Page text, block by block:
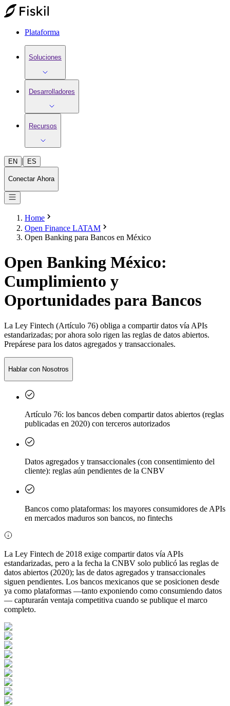
Plataforma
Soluciones
Desarrolladores
Recursos
EN | ES
Conectar Ahora
Home
Open Finance LATAM
Open Banking para Bancos en México
Open Banking México:
Cumplimiento y
Oportunidades para Bancos
La Ley Fintech (Artículo 76) obliga a compartir datos vía APIs
estandarizadas; por ahora solo rigen las reglas de datos abiertos.
Prepárese para los datos agregados y transaccionales.
Hablar con Nosotros
Artículo 76: los bancos deben compartir datos abiertos (reglas
publicadas en 2020) con terceros autorizados
Datos agregados y transaccionales (con consentimiento del
cliente): reglas aún pendientes de la CNBV
Bancos como plataformas: los mayores consumidores de APIs
en mercados maduros son bancos, no fintechs
La Ley Fintech de 2018 exige compartir datos vía APIs
estandarizadas, pero a la fecha la CNBV solo publicó las reglas de
datos abiertos (2020); las de datos agregados y transaccionales
siguen pendientes. Los bancos mexicanos que se posicionen desde
ya como plataformas —tanto exponiendo como consumiendo datos
— capturarán ventaja competitiva cuando se publique el marco
completo.